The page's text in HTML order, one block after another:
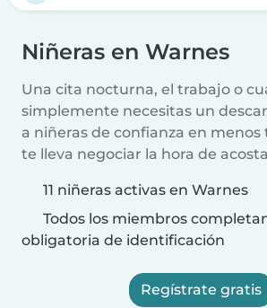
Niñeras en Warnes
Una cita nocturna, el trabajo o
simplemente necesitas un
a niñeras de confianza en
te lleva negociar la hora de
11 niñeras activas en Warnes
Todos los miembros
obligatoria de identificación
Regístrate gratis